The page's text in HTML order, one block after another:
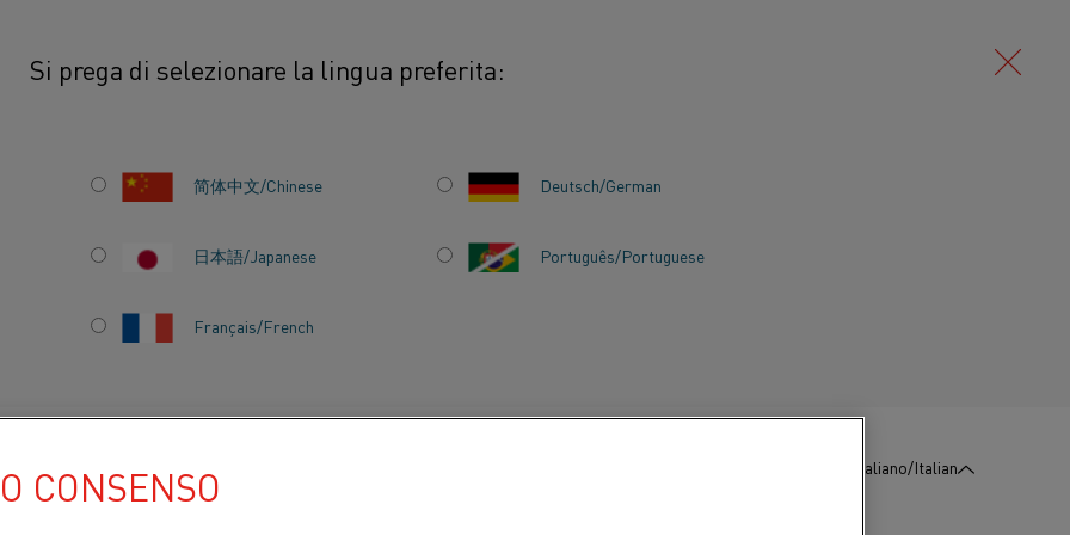
Si prega di selezionare la lingua preferita:
简体中文/Chinese Deutsch/German
日本語/Japanese Português/Portuguese
Français/French
Italiano/Italian
riscaldanti industriali a cartuccia Elementi riscaldanti C-Mersion
C-MERSION
per applicazioni di mantenimento
per pressofusione. L'elemento a
gamma di temperature e resiste
del tubo rastremato consente il
nuovi o esistenti.
CONSENSO